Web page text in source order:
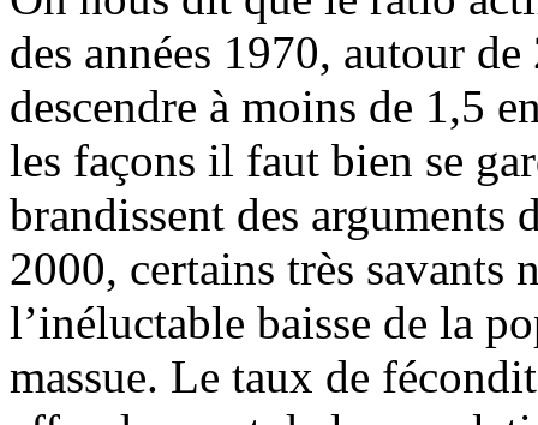
des années 1970, autour
descendre à moins de 1,5
les façons il faut bien se
brandissent des arguments
2000, certains très savants
l’inéluctable baisse de la
massue. Le taux de